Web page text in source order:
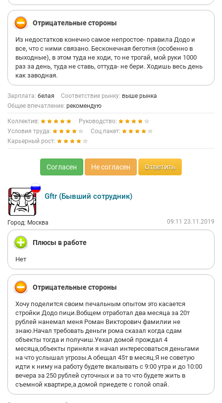
Отрицательные стороны
Из недостатков конечно самое непростое- правила Додо и
все, что с ними связано. Бесконечная беготня (особенно в
выходные), в этом туда не ходи, то не трогай, мой руки 1000
раз за день, туда не ставь, оттуда- не бери. Ходишь весь день
как заводная.
Зарплата: белая Соответствие рынку: выше рынка
Общее впечатление: рекомендую
Коллектив:
Руководство:
Условия труда:
Соц.пакет:
Карьерный рост:
Согласен Не согласен Ответить
Gftr (Бывший сотрудник)
Город: Москва 09:11 23.11.2019
Плюсы в работе
Нет
Отрицательные стороны
Хочу поделится своим печальным опытом это касается
стройки Додо пици.Вобщем отработал два месяца за 20т
рублей нанемал меня Роман Викторович фамилии не
знаю.Начал требовать деньги рома сказал когда сдам
объекты тогда и получиш.Уехал домой прождал 4
месяца,объекты приняли я начал интересоваться деньгами
на что услышал угрозы.А обещал 45т в месяц.Я не советую
идти к ниму на работу будете вкалывать с 9:00 утра и до 10:00
вечера за 250 рублей суточных и за то что будете жить в
съемной квартире,а домой приедете с голой опай.